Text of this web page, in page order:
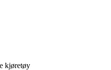
kjøretøy